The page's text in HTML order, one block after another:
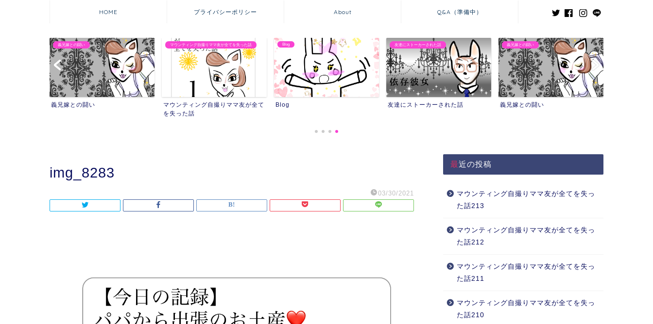
HOME プライバシーポリシー About Q&A（準備中）
義兄嫁との闘い
義兄嫁との闘い
マウンティング自撮りママ友が全てを失った話
マウンティング自撮りママ友が全て
を失った話
Blog
Blog
友達にストーカーされた話
友達にストーカーされた話
義兄嫁との闘い
義兄嫁との闘い
img_8283
03/30/2021
最近の投稿
マウンティング自撮りママ友が全てを失っ
た話213
マウンティング自撮りママ友が全てを失っ
た話212
マウンティング自撮りママ友が全てを失っ
た話211
マウンティング自撮りママ友が全てを失っ
た話210